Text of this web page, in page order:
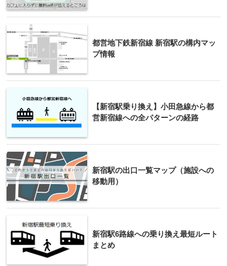
都営地下鉄新宿線 新宿駅の構内マッ
プ情報
【新宿駅乗り換え】小田急線から都
営新宿線への全パターンの経路
新宿駅の出口一覧マップ（施設への
移動用）
新宿駅6路線への乗り換え最短ルート
まとめ